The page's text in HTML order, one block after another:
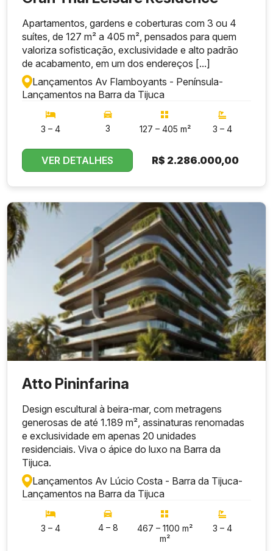
Apartamentos, gardens e coberturas com 3 ou 4
suítes, de 127 m² a 405 m², pensados para quem
valoriza sofisticação, exclusividade e alto padrão
de acabamento, em um dos endereços [...]
Lançamentos Av Flamboyants - Península-
Lançamentos na Barra da Tijuca
3 – 4 3 127 – 405 m² 3 – 4
VER DETALHES R$ 2.286.000,00
Atto Pininfarina
Design escultural à beira-mar, com metragens
generosas de até 1.189 m², assinaturas renomadas
e exclusividade em apenas 20 unidades
residenciais. Viva o ápice do luxo na Barra da
Tijuca.
Lançamentos Av Lúcio Costa - Barra da Tijuca-
Lançamentos na Barra da Tijuca
3 – 4 4 – 8
467 – 1100 m²
m²
3 – 4